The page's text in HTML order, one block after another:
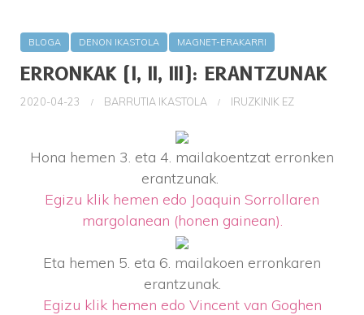
BLOGA DENON IKASTOLA MAGNET-ERAKARRI
ERRONKAK (I, II, III): ERANTZUNAK
2020-04-23 BARRUTIA IKASTOLA IRUZKINIK EZ
Hona hemen 3. eta 4. mailakoentzat erronken
erantzunak.
Egizu klik hemen edo Joaquin Sorrollaren
margolanean (honen gainean).
Eta hemen 5. eta 6. mailakoen erronkaren
erantzunak.
Egizu klik hemen edo Vincent van Goghen